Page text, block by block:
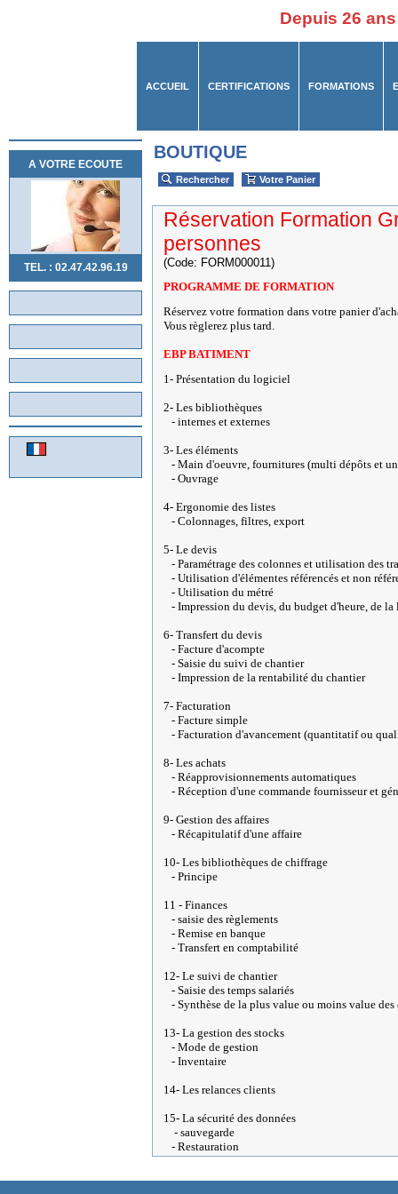
Depuis 26 ans
ACCUEIL CERTIFICATIONS FORMATIONS
A VOTRE ECOUTE
TEL. : 02.47.42.96.19
BOUTIQUE
Rechercher Votre Panier
Réservation Formation
personnes
(Code: FORM000011)
PROGRAMME DE FORMATION
Réservez votre formation dans votre panier
Vous règlerez plus tard.
EBP BATIMENT
1- Présentation du logiciel
2- Les bibliothèques
- internes et externes
3- Les éléments
- Main d'oeuvre, fournitures (multi dépôts et
- Ouvrage
4- Ergonomie des listes
- Colonnages, filtres, export
5- Le devis
- Paramétrage des colonnes et utilisation des
- Utilisation d'élémentes référencés et non
- Utilisation du métré
- Impression du devis, du budget d'heure, de
6- Transfert du devis
- Facture d'acompte
- Saisie du suivi de chantier
- Impression de la rentabilité du chantier
7- Facturation
- Facture simple
- Facturation d'avancement (quantitatif ou
8- Les achats
- Réapprovisionnements automatiques
- Réception d'une commande fournisseur et
9- Gestion des affaires
- Récapitulatif d'une affaire
10- Les bibliothèques de chiffrage
- Principe
11 - Finances
- saisie des règlements
- Remise en banque
- Transfert en comptabilité
12- Le suivi de chantier
- Saisie des temps salariés
- Synthèse de la plus value ou moins value des
13- La gestion des stocks
- Mode de gestion
- Inventaire
14- Les relances clients
15- La sécurité des données
- sauvegarde
- Restauration